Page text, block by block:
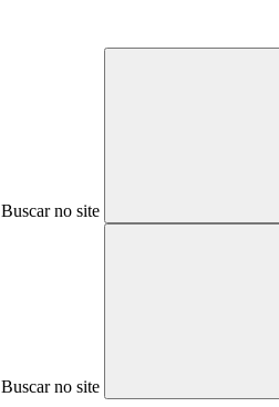
Buscar no site
Buscar no site